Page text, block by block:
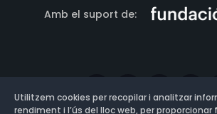
Amb el suport de:
Utilitzem cookies per recopilar i analitzar
rendiment i l’ús del lloc web, per